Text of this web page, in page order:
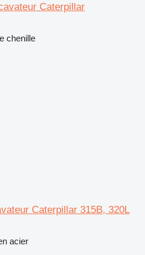
Caterpillar
chenille
Caterpillar 315B, 320L
acier